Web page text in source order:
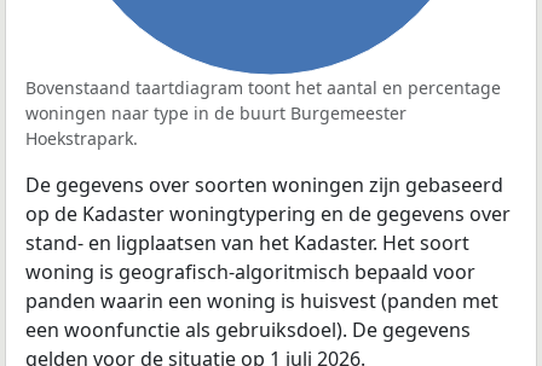
Bovenstaand taartdiagram toont het aantal en percentage
woningen naar type in de buurt Burgemeester
Hoekstrapark.
De gegevens over soorten woningen zijn gebaseerd
op de Kadaster woningtypering en de gegevens over
stand- en ligplaatsen van het Kadaster. Het soort
woning is geografisch-algoritmisch bepaald voor
panden waarin een woning is huisvest (panden met
een woonfunctie als gebruiksdoel). De gegevens
gelden voor de situatie op 1 juli 2026.